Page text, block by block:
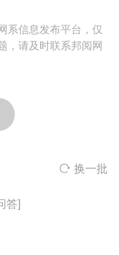
系信息发布平台，仅
，请及时联系邦阅网
换一批
答]